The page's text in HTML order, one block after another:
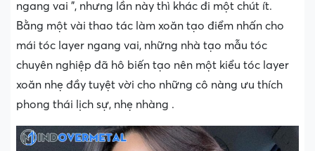
ngang vai ”, nhưng lần này thì khác đi một chút ít.
Bằng một vài thao tác làm xoăn tạo điểm nhấn cho
mái tóc layer ngang vai, những nhà tạo mẫu tóc
chuyên nghiệp đã hô biến tạo nên một kiểu tóc layer
xoăn nhẹ đầy tuyệt vời cho những cô nàng ưu thích
phong thái lịch sự, nhẹ nhàng .